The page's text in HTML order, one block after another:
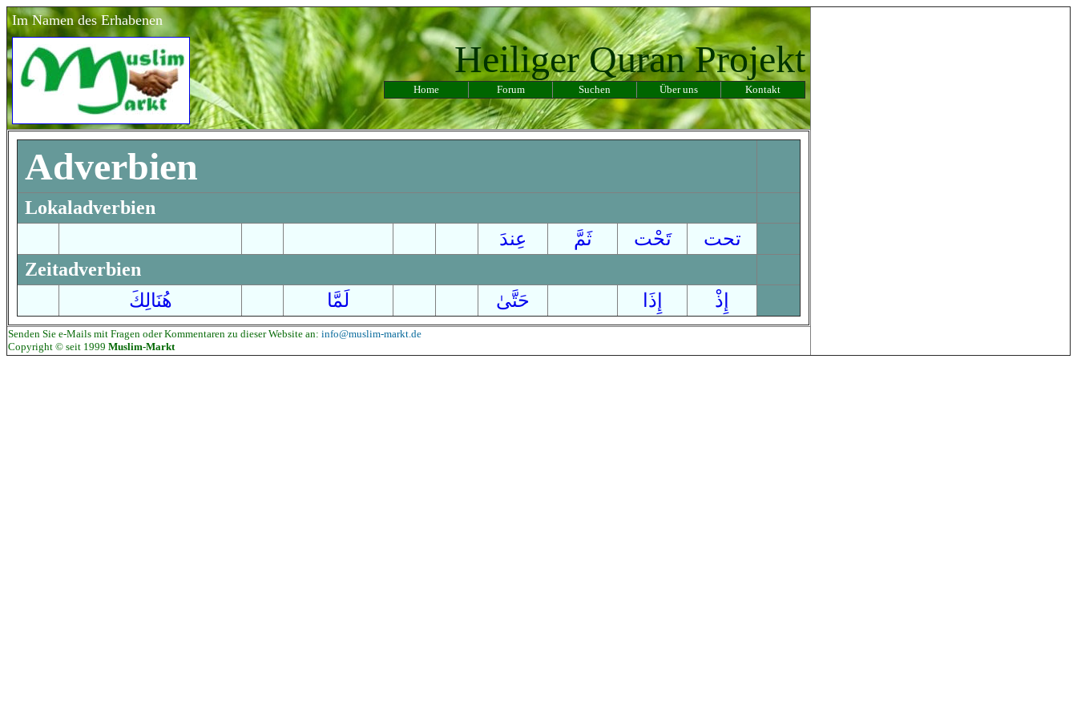
Im Namen des Erhabenen
Heiliger Quran Projekt
Home Forum Suchen Über uns Kontakt
Adverbien
Lokaladverbien
عِندَ
ثَمَّ تَحْت
تحت
Zeitadverbien
هُنَالِكَ
لَمَّا حَتَّىٰ إِذَا إِذْ
Senden Sie e-Mails mit Fragen oder Kommentaren zu dieser Website an: info@muslim-markt.de
Copyright © seit 1999 Muslim-Markt